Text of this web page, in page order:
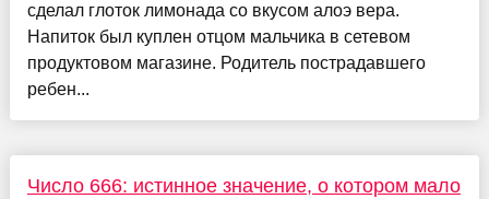
сделал глоток лимонада со вкусом алоэ вера.
Напиток был куплен отцом мальчика в сетевом
продуктовом магазине. Родитель пострадавшего
ребен...
Число 666: истинное значение, о котором мало